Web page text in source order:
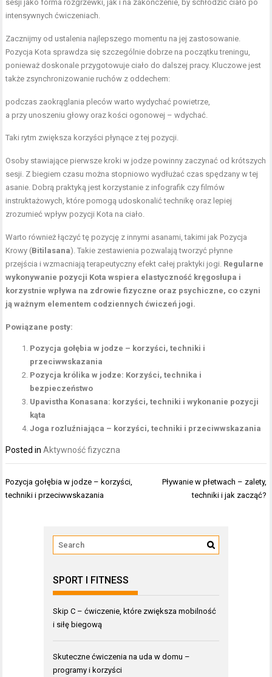
sesji jako forma rozgrzewki, jak i na zakończenie, by schłodzić ciało po
intensywnych ćwiczeniach.
Zacznijmy od ustalenia najlepszego momentu na jej zastosowanie.
Pozycja Kota sprawdza się szczególnie dobrze na początku treningu,
ponieważ doskonale przygotowuje ciało do dalszej pracy. Kluczowe jest
także zsynchronizowanie ruchów z oddechem:
podczas zaokrąglania pleców warto wydychać powietrze,
a przy unoszeniu głowy oraz kości ogonowej – wdychać.
Taki rytm zwiększa korzyści płynące z tej pozycji.
Osoby stawiające pierwsze kroki w jodze powinny zaczynać od krótszych
sesji. Z biegiem czasu można stopniowo wydłużać czas spędzany w tej
asanie. Dobrą praktyką jest korzystanie z infografik czy filmów
instruktażowych, które pomogą udoskonalić technikę oraz lepiej
zrozumieć wpływ pozycji Kota na ciało.
Warto również łączyć tę pozycję z innymi asanami, takimi jak Pozycja
Krowy (Bitilasana). Takie zestawienia pozwalają tworzyć płynne
przejścia i wzmacniają terapeutyczny efekt całej praktyki jogi. Regularne
wykonywanie pozycji Kota wspiera elastyczność kręgosłupa i
korzystnie wpływa na zdrowie fizyczne oraz psychiczne, co czyni
ją ważnym elementem codziennych ćwiczeń jogi.
Powiązane posty:
Pozycja gołębia w jodze – korzyści, techniki i
przeciwwskazania
Pozycja królika w jodze: Korzyści, technika i
bezpieczeństwo
Upavistha Konasana: korzyści, techniki i wykonanie pozycji
kąta
Joga rozluźniająca – korzyści, techniki i przeciwwskazania
Posted inAktywność fizyczna
Nawigacja
wpisu
Pozycja gołębia w jodze – korzyści,
techniki i przeciwwskazania
Pływanie w płetwach – zalety,
techniki i jak zacząć?
SPORT I FITNESS
Skip C – ćwiczenie, które zwiększa mobilność
i siłę biegową
Skuteczne ćwiczenia na uda w domu –
programy i korzyści